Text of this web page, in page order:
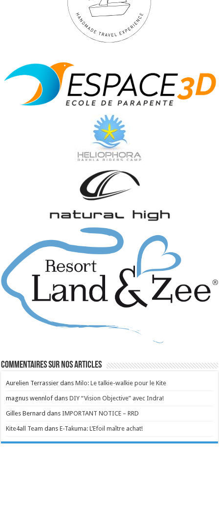
Commentaires sur nos articles
Aurelien Terrassier dansMilo: Le talkie-walkie pour le Kite
magnus wennlof dansDIY “Vision Objective” avec Indra!
Gilles Bernard dansIMPORTANT NOTICE – RRD
Kite4all Team dansE-Takuma: L’Efoil maître achat!